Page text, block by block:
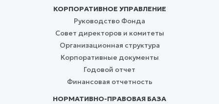
КОРПОРАТИВНОЕ УПРАВЛЕНИЕ
Руководство Фонда
Совет директоров и комитеты
Организационная структура
Корпоративные документы
Годовой отчет
Финансовая отчетность
НОРМАТИВНО-ПРАВОВАЯ БАЗА